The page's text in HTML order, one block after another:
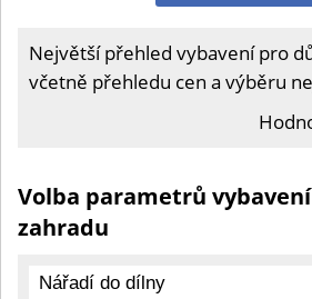
Největší přehled vybavení pro
včetně přehledu cen a výběru
Volba parametrů
zahradu